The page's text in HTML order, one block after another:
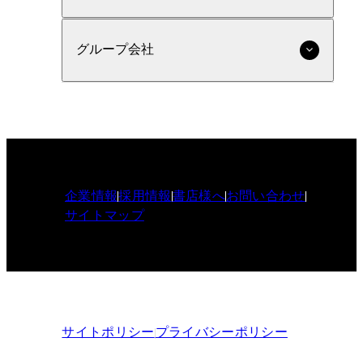
グループ会社
企業情報採用情報書店様へお問い合わせ
サイトマップ
サイトポリシープライバシーポリシー